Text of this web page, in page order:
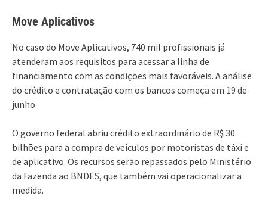
Move Aplicativos
No caso do Move Aplicativos, 740 mil profissionais já
atenderam aos requisitos para acessar a linha de
financiamento com as condições mais favoráveis. A análise
do crédito e contratação com os bancos começa em 19 de
junho.
O governo federal abriu crédito extraordinário de R$ 30
bilhões para a compra de veículos por motoristas de táxi e
de aplicativo. Os recursos serão repassados pelo Ministério
da Fazenda ao BNDES, que também vai operacionalizar a
medida.